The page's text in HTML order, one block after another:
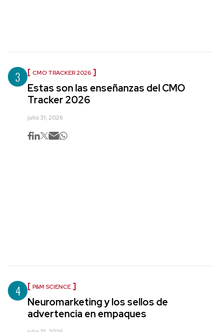
3 CMO TRACKER 2026
Estas son las enseñanzas del CMO
Tracker 2026
julio 31, 2026
4 P&M SCIENCE
Neuromarketing y los sellos de
advertencia en empaques